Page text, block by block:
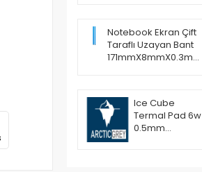
Notebook Ekran Çift
Taraflı Uzayan Bant
171mmX8mmX0.3mm
Ice Cube
Termal Pad 6w
0.5mm